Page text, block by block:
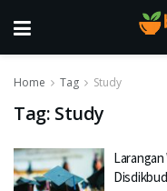
Home Tag Study
Tag: Study